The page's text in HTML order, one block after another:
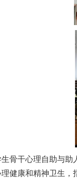
骨干心理自助与
健康和精神卫生